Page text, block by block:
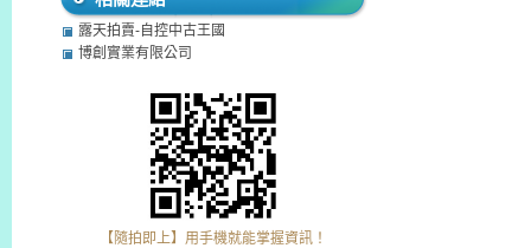
露天拍賣-自控中古王國
博創實業有限公司
【隨拍即上】用手機就能掌握資訊！